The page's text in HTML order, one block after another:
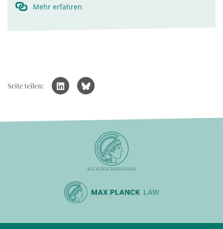
Mehr erfahren
Seite teilen: